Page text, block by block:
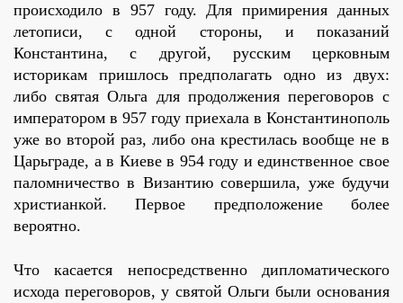
происходило в 957 году. Для примирения данных
летописи, с одной стороны, и показаний
Константина, с другой, русским церковным
историкам пришлось предполагать одно из двух:
либо святая Ольга для продолжения переговоров с
императором в 957 году приехала в Константинополь
уже во второй раз, либо она крестилась вообще не в
Царьграде, а в Киеве в 954 году и единственное свое
паломничество в Византию совершила, уже будучи
христианкой. Первое предположение более
вероятно.
Что касается непосредственно дипломатического
исхода переговоров, у святой Ольги были основания